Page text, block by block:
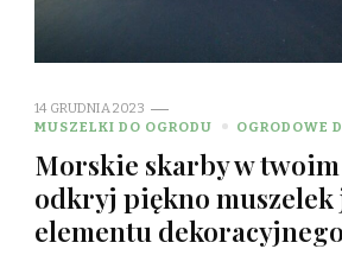
14 GRUDNIA 2023
MUSZELKI DO OGRODU
OGRODOWE
Morskie skarby w
odkryj piękno muszelek
elementu dekoracyjnego